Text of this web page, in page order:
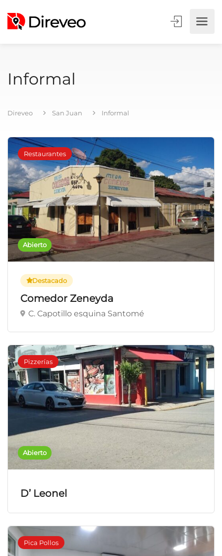
Informal
Direveo San Juan Informal
Abierto
Restaurantes
Destacado
Comedor Zeneyda
C. Capotillo esquina Santomé
Abierto
Pizzerías
D’ Leonel
Pica Pollos